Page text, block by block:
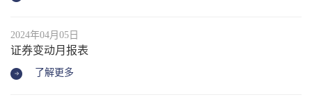
2024年04月05日
证券变动月报表
了解更多